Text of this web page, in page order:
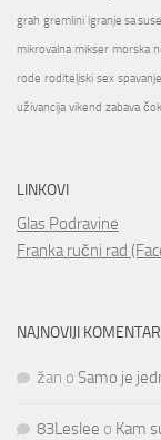
grah gremlini igranje sa
mikrovalna mikser morska
rode roditeljski sex
uživancija vikend zabava
LINKOVI
Glas Podravine
Franka ručni rad
NAJNOVIJI
žan o Samo je
83Leslee o Kam